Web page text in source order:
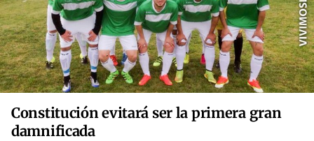
Constitución evitará ser la primera gran
damnificada